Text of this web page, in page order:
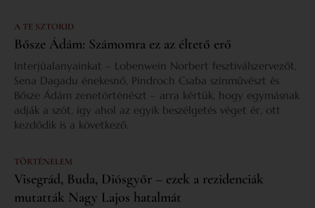
A TE SZTORID
Bősze Ádám: Számomra ez az éltető erő
Interjúalanyainkat – Lobenwein Norbert fesztiválszervezőt,
Sena Dagadu énekesnő, Pindroch Csaba színművészt és
Bősze Ádám zenetörténészt – arra kértük, hogy egymásnak
adják a szót, így ahol az egyik beszélgetés véget ér, ott
kezdődik is a következő.
TÖRTÉNELEM
Visegrád, Buda, Diósgyőr – ezek a rezidenciák
mutatták Nagy Lajos hatalmát